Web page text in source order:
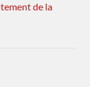
de la